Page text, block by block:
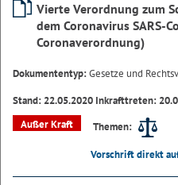
Vierte Verordnung zum
dem Coronavirus SARS-
Coronaverordnung)
Dokumententyp:Gesetze und
Stand: 22.05.2020 Inkrafttreten:
Außer Kraft
Themen:
Vorschrift direkt